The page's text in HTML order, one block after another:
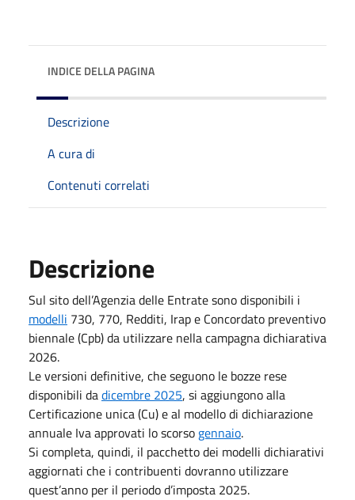
INDICE DELLA PAGINA
Descrizione
A cura di
Contenuti correlati
Descrizione
Sul sito dell’Agenzia delle Entrate sono disponibili i
modelli 730, 770, Redditi, Irap e Concordato preventivo
biennale (Cpb) da utilizzare nella campagna dichiarativa
2026.
Le versioni definitive, che seguono le bozze rese
disponibili dadicembre 2025, si aggiungono alla
Certificazione unica (Cu) e al modello di dichiarazione
annuale Iva approvati lo scorso gennaio.
Si completa, quindi, il pacchetto dei modelli dichiarativi
aggiornati che i contribuenti dovranno utilizzare
quest’anno per il periodo d’imposta 2025.